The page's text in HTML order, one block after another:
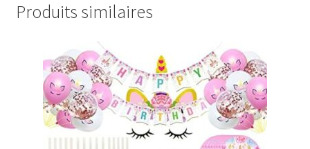
Produits similaires